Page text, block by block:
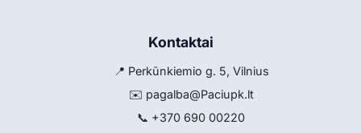
Kontaktai
📍 Perkūnkiemio g. 5, Vilnius
✉️ pagalba@Paciupk.lt
📞 +370 690 00220